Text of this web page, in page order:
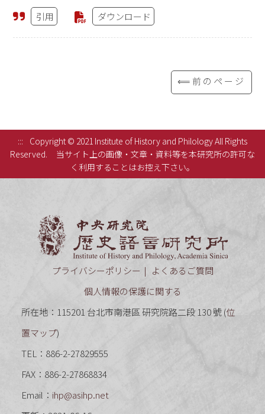
引用 ダウンロード
⟸前のページ
:::
Copyright © 2021 Institute of History and Philology All Rights
Reserved.
当サイト上の画像・文章・資料等を本研究所の許可な
く利用することはお控え下さい。
プライバシーポリシー
よくあるご質問
個人情報の保護に関する
所在地：115201 台北市南港區 研究院路二段 130 號 (位
置マップ)
TEL：886-2-27829555
FAX：886-2-27868834
Email： ihp@asihp.net